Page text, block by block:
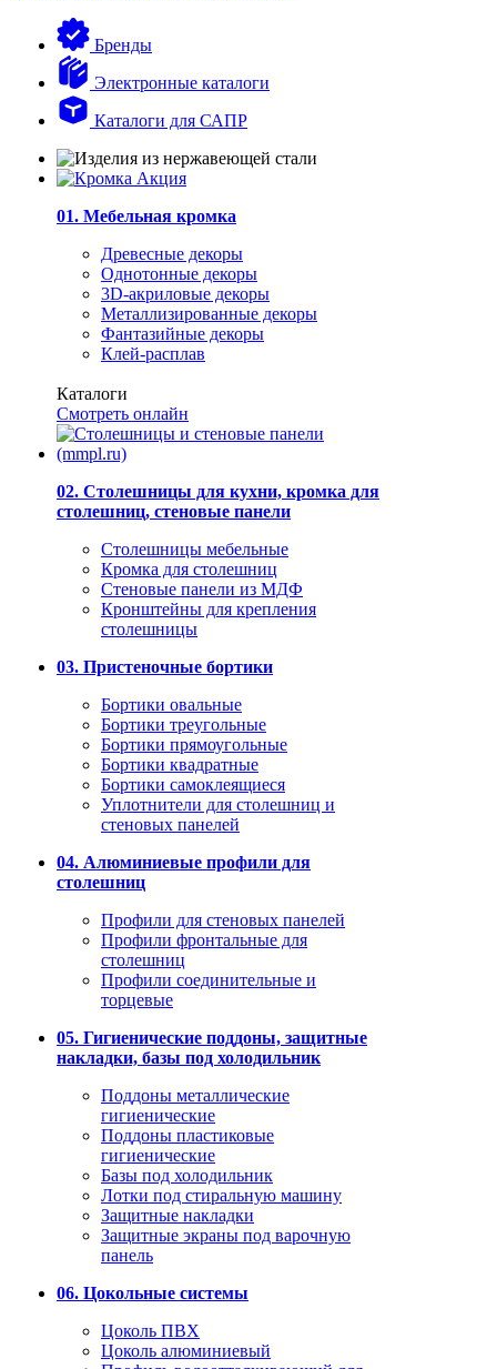
Бренды
Электронные каталоги
Каталоги для САПР
01. Мебельная кромка
Древесные декоры
Однотонные декоры
3D-акриловые декоры
Металлизированные декоры
Фантазийные декоры
Клей-расплав
Каталоги
Смотреть онлайн
02. Столешницы для кухни, кромка для
столешниц, стеновые панели
Столешницы мебельные
Кромка для столешниц
Стеновые панели из МДФ
Кронштейны для крепления
столешницы
03. Пристеночные бортики
Бортики овальные
Бортики треугольные
Бортики прямоугольные
Бортики квадратные
Бортики самоклеящиеся
Уплотнители для столешниц и
стеновых панелей
04. Алюминиевые профили для
столешниц
Профили для стеновых панелей
Профили фронтальные для
столешниц
Профили соединительные и
торцевые
05. Гигиенические поддоны, защитные
накладки, базы под холодильник
Поддоны металлические
гигиенические
Поддоны пластиковые
гигиенические
Базы под холодильник
Лотки под стиральную машину
Защитные накладки
Защитные экраны под варочную
панель
06. Цокольные системы
Цоколь ПВХ
Цоколь алюминиевый